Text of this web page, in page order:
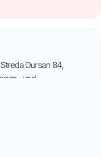
Dursan 84,
und